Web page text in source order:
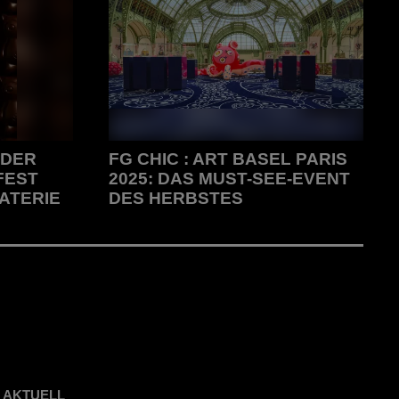
FG CHIC : ART BASEL PARIS
2025: DAS MUST-SEE-EVENT
DES HERBSTES
AKTUELL